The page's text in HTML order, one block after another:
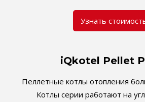
Узнать
iQkotel Pellet
Пеллетные котлы отопления
Котлы серии работают на